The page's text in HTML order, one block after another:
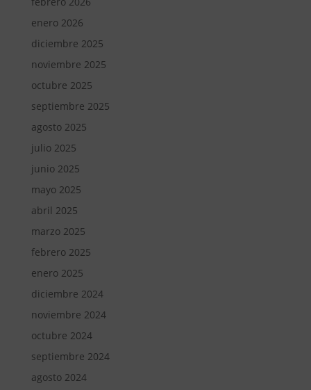
enero 2026
diciembre 2025
noviembre 2025
octubre 2025
septiembre 2025
agosto 2025
julio 2025
junio 2025
mayo 2025
abril 2025
marzo 2025
febrero 2025
enero 2025
diciembre 2024
noviembre 2024
octubre 2024
septiembre 2024
agosto 2024